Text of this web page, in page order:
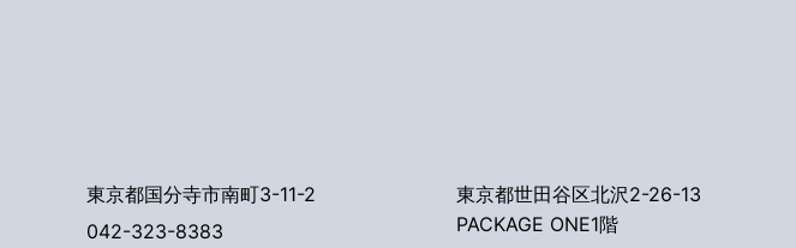
東京都国分寺市南町3-11-2
042-323-8383
東京都世田谷区北沢2-26-13
PACKAGE ONE1階